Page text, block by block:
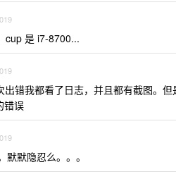
cup 是 i7-8700...
出错我都看了日志，并且都有截图。
错误
默默隐忍么。。。